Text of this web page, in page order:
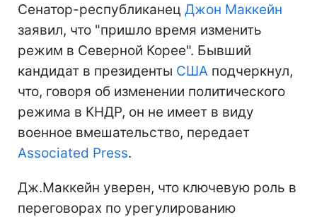
Сенатор-республиканец Джон Маккейн
заявил, что "пришло время изменить
режим в Северной Корее". Бывший
кандидат в президенты США подчеркнул,
что, говоря об изменении политического
режима в КНДР, он не имеет в виду
военное вмешательство, передает
Associated Press.
Дж.Маккейн уверен, что ключевую роль в
переговорах по урегулированию